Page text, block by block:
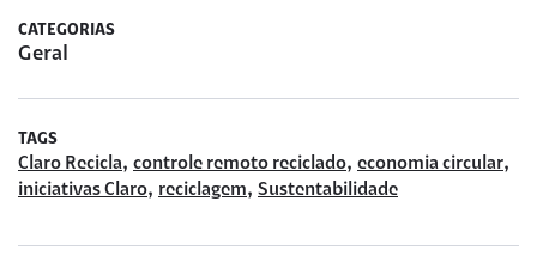
CATEGORIAS
Geral
TAGS
Claro Recicla, controle remoto reciclado, economia circular,
iniciativas Claro, reciclagem, Sustentabilidade